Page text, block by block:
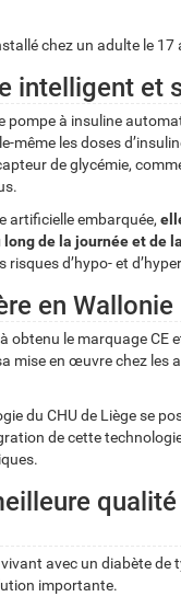
chez un adulte le 17
intelligent et
pompe à insuline
même les doses
de glycémie,
artificielle embarquée,
long de la journée et de
d’hypo- et
en Wallonie
obtenu le marquage CE
mise en œuvre chez les
du CHU de Liège se
de cette
avec un diabète de
importante.